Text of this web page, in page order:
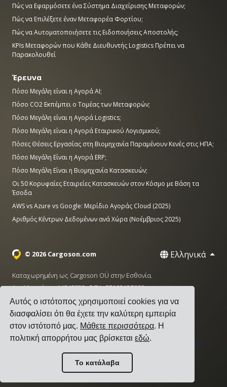
Αυτός ο ιστότοπος χρησιμοποιεί cookies για να
διασφαλίσει ότι θα έχετε την καλύτερη εμπειρία
στον ιστότοπό μας. Μάθετε περισσότερα. Η
πολιτική απορρήτου μας βρίσκεταιεδώ.
Το κατάλαβα
Πώς να Εφαρμόσετε ένα Σύστημα Διαχείρισης Μεταφορών;
Πώς να Επιλέξετε έναν Μεταφορέα Φορτίου;
Πώς να Αυτοματοποιήσετε τις Ειδοποιήσεις Αποστολής;
KPIs Μεταφορών που Κάθε Διευθυντής Logistics Πρέπει να
Παρακολουθεί
Έρευνα
Πόσο Μεγάλη είναι η Αγορά AI;
Πόσο CO2 Εκπέμπει ο Τομέας των Μεταφορών;
Πόσο Μεγάλη είναι η Αγορά Logistics;
Πόσο Μεγάλη είναι η Αγορά Εταιρικού Λογισμικού;
Πόσες Θέσεις Εργασίας στη Βιομηχανία Παραμένουν Κενές στις ΗΠΑ;
Πόσο Μεγάλη Είναι η Αγορά ERP;
Πόσο Μεγάλη Είναι η Βιομηχανία Κατασκευών;
Οι 50 Κορυφαίες Εταιρείες Κατασκευών στον Κόσμο με Βάση τα
Έσοδα
AWS vs Azure vs Google: Μερίδιο Αγοράς Cloud (2025)
Αριθμός Κέντρων Δεδομένων ανά Χώρα (Νοέμβριος 2025)
© 2026 Cargoson.com Ελληνικά
Καταχωρημένη ως Cargoson OÜ στην Εσθονία.
Αρ. Μητρώου: 14545832. ΦΠΑ: EE102137680.
Έδρα: Pärnu mnt. 141, 11314 Ταλίν, Εσθονία
+372 5555 0028 · hello@cargoson.com
Όροι Χρήσης | Πολιτική Απορρήτου|Πολιτική Cookies